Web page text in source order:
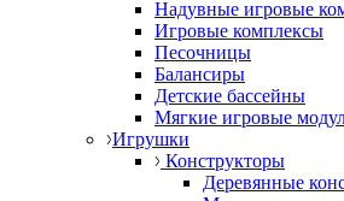
Надувные игровые
Игровые комплексы
Песочницы
Балансиры
Детские бассейны
Мягкие игровые
Игрушки
Конструкторы
Деревянные